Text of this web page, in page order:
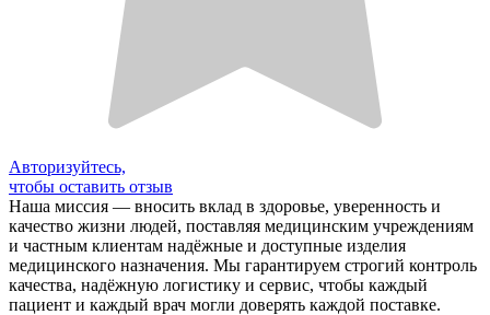
Авторизуйтесь,
чтобы оставить отзыв
Наша миссия — вносить вклад в здоровье, уверенность и
качество жизни людей, поставляя медицинским учреждениям
и частным клиентам надёжные и доступные изделия
медицинского назначения. Мы гарантируем строгий контроль
качества, надёжную логистику и сервис, чтобы каждый
пациент и каждый врач могли доверять каждой поставке.